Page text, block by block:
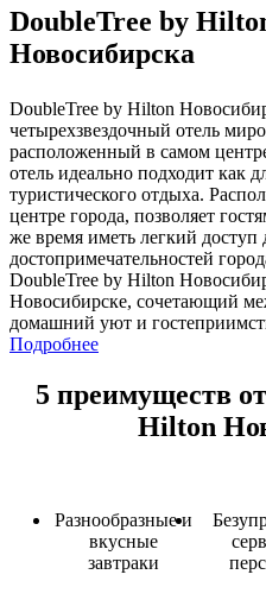
DoubleTree by
Новосибирска
DoubleTree by Hilton
четырехзвездочный отель
расположенный в самом
отель идеально подходит как
туристического отдыха.
центре города, позволяет
же время иметь легкий доступ
достопримечательностей
DoubleTree by Hilton
Новосибирске, сочетающий
домашний уют и
Подробнее
5 преимуществ
Hilton
Разнообразные и
вкусные
завтраки